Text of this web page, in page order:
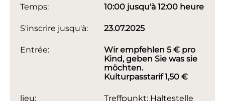
Temps: 10:00 jusqu'à 12:00 heure
S'inscrire jusqu'à: 23.07.2025
Entrée:
Wir empfehlen 5 € pro
Kind, geben Sie was sie
möchten.
Kulturpasstarif 1,50 €
lieu:
Treffpunkt: Haltestelle